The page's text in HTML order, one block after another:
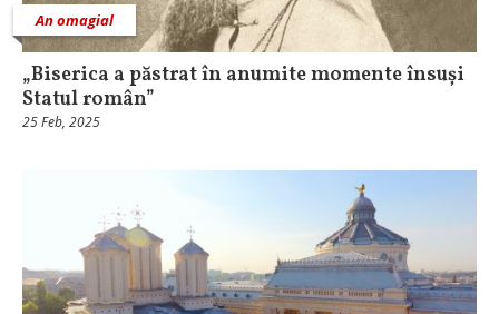
An omagial
„Biserica a păstrat în anumite momente însuși
Statul român”
25 Feb, 2025